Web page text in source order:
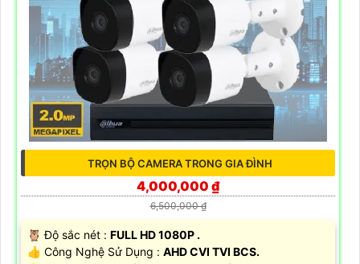
TRỌN BỘ CAMERA TRONG GIA ĐÌNH
4,000,000 ₫
6,500,000 ₫
🦉 Độ sắc nét : FULL HD 1080P .
👍 Công Nghệ Sử Dụng : AHD CVI TVI BCS.